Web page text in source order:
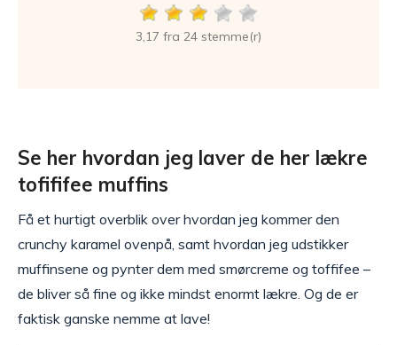
3,17 fra 24 stemme(r)
Se her hvordan jeg laver de her lækre
tofififee muffins
Få et hurtigt overblik over hvordan jeg kommer den
crunchy karamel ovenpå, samt hvordan jeg udstikker
muffinsene og pynter dem med smørcreme og toffifee –
de bliver så fine og ikke mindst enormt lækre. Og de er
faktisk ganske nemme at lave!